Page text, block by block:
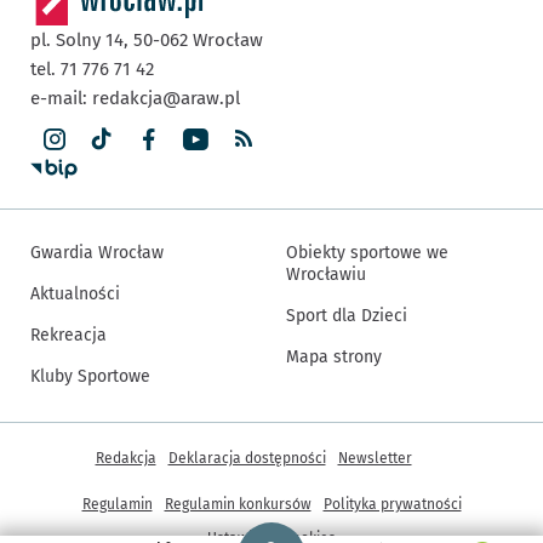
Strona główna - wroclaw.pl
pl. Solny 14, 50-062 Wrocław
tel. 71 776 71 42
e-mail: redakcja@araw.pl
Gwardia Wrocław
Aktualności
Rekreacja
Kluby Sportowe
Obiekty sportowe we
Wrocławiu
Sport dla Dzieci
Mapa strony
Inne informacje
Redakcja Deklaracja dostępności Newsletter
Regulamin Regulamin konkursów
Polityka prywatności
Ustawienia cookies